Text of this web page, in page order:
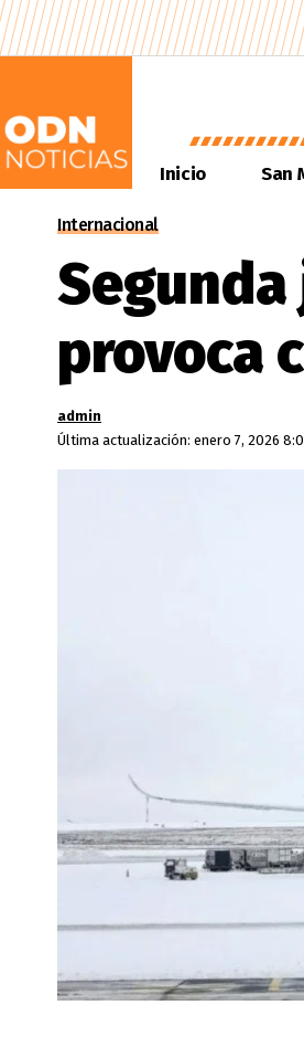
Inicio San
Internacional
provoca
Última actualización: enero 7, 2026
admin